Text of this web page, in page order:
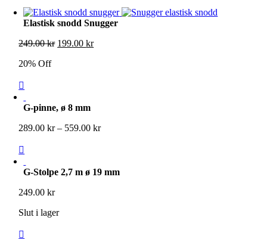
Elastisk snodd Snugger
249.00kr Det
199.00krDet
20% Off
G-pinne, ø 8 mm
289.00kr – 559.00krPrisintervall:
G-Stolpe 2,7 m ø 19 mm
249.00kr
Slut i lager